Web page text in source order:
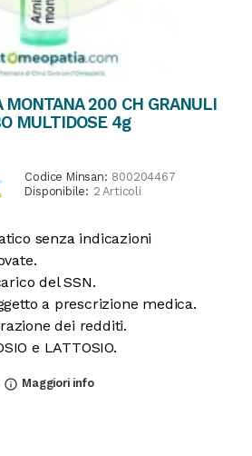
MONTANA 200 CH GRANULI
MULTIDOSE 4g
Codice Minsan: 800204467
Disponibile: 2 Articoli
senza indicazioni
del SSN.
a prescrizione medica.
dei redditi.
e LATTOSIO.
info_outline Maggiori info